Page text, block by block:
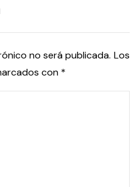
no será publicada. Los
con *